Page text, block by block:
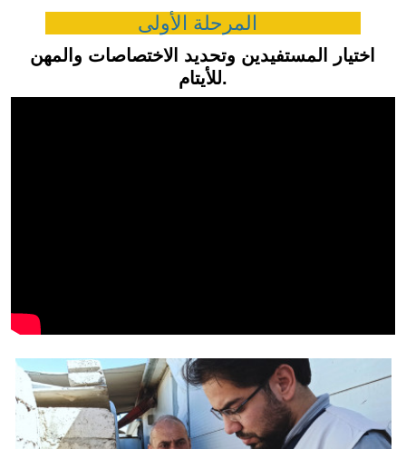
اختيار المستفيدين وتحديد الاختصاصات والمهن
للأيتام.